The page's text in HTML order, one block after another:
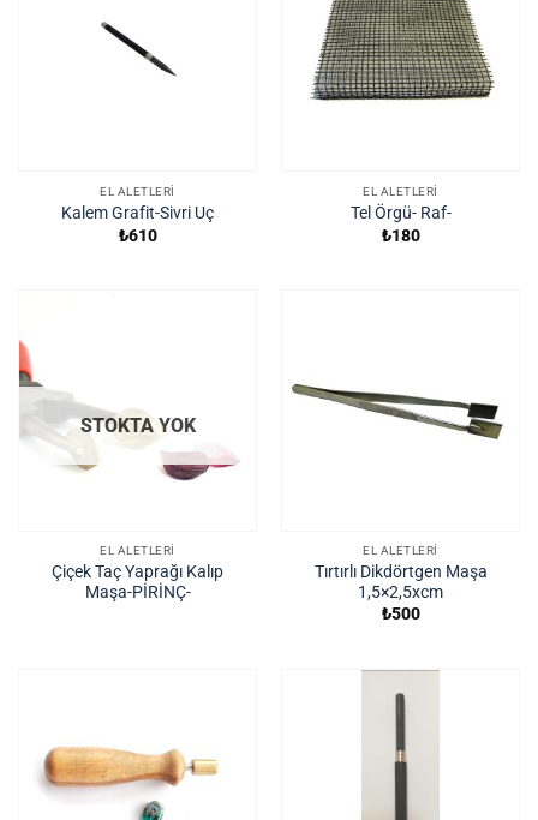
EL ALETLERI
Kalem Grafit-Sivri Uç
₺610
EL ALETLERI
Tel Örgü- Raf-
₺180
STOKTA YOK
EL ALETLERI
Çiçek Taç Yaprağı Kalıp
Maşa-PİRİNÇ-
EL ALETLERI
Tırtırlı Dikdörtgen Maşa
1,5×2,5xcm
₺500